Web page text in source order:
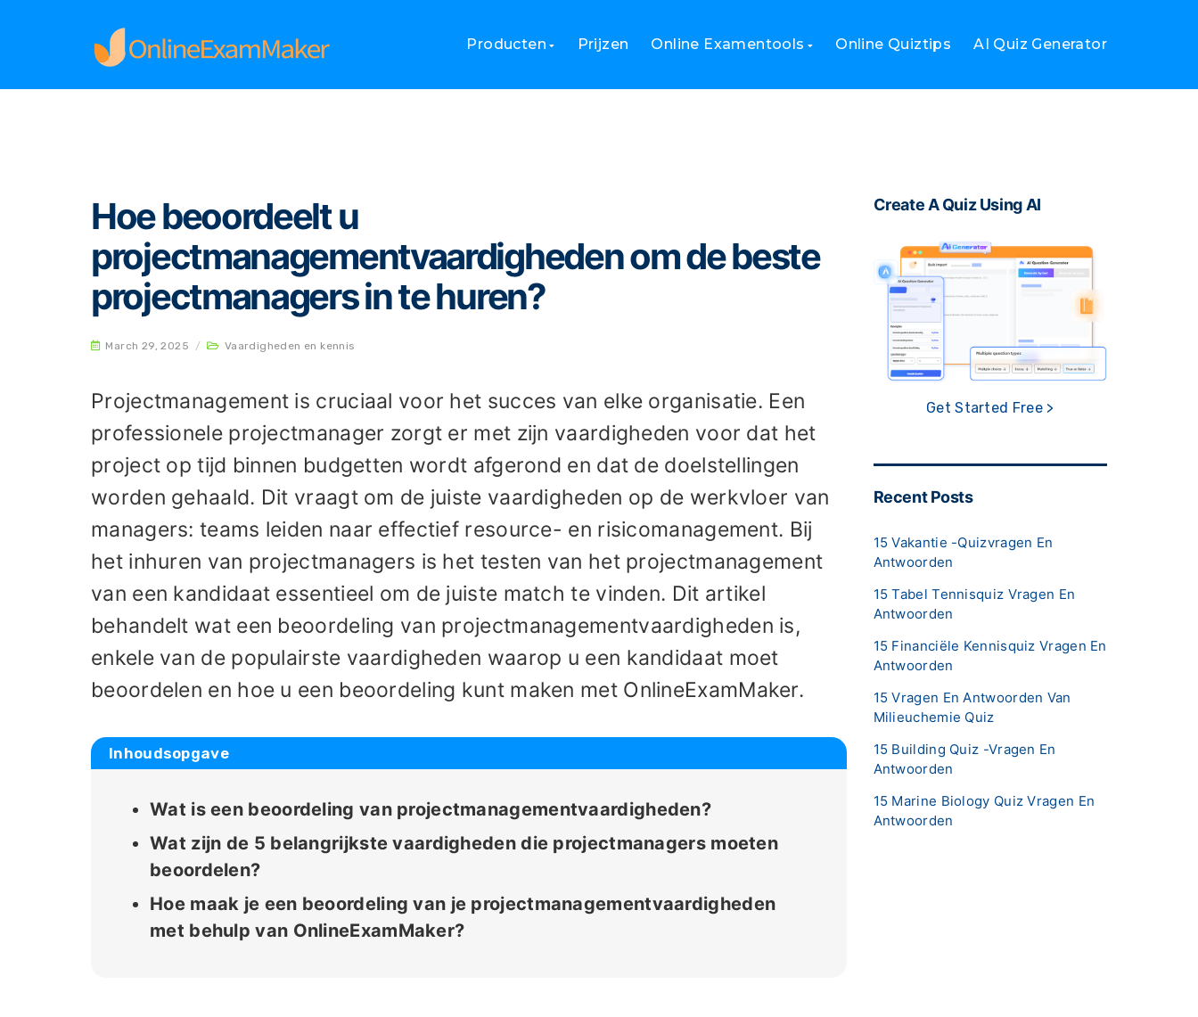
Producten Prijzen Online Examentools Online Quiztips AI Quiz Generator
Home
Hoe beoordeelt u
projectmanagementvaardigheden om de beste
projectmanagers in te huren?
March 29, 2025 / Vaardigheden en kennis
Projectmanagement is cruciaal voor het succes van elke organisatie. Een
professionele projectmanager zorgt er met zijn vaardigheden voor dat het
project op tijd binnen budgetten wordt afgerond en dat de doelstellingen
worden gehaald. Dit vraagt om de juiste vaardigheden op de werkvloer van
managers: teams leiden naar effectief resource- en risicomanagement. Bij
het inhuren van projectmanagers is het testen van het projectmanagement
van een kandidaat essentieel om de juiste match te vinden. Dit artikel
behandelt wat een beoordeling van projectmanagementvaardigheden is,
enkele van de populairste vaardigheden waarop u een kandidaat moet
beoordelen en hoe u een beoordeling kunt maken met OnlineExamMaker.
Inhoudsopgave
Wat is een beoordeling van projectmanagementvaardigheden?
Wat zijn de 5 belangrijkste vaardigheden die projectmanagers moeten
beoordelen?
Hoe maak je een beoordeling van je projectmanagementvaardigheden
met behulp van OnlineExamMaker?
Create A Quiz Using AI
Get Started Free >
Recent Posts
15 Vakantie -quizvragen En
Antwoorden
15 Tabel Tennisquiz Vragen En
Antwoorden
15 Financiële Kennisquiz Vragen En
Antwoorden
15 Vragen En Antwoorden Van
Milieuchemie Quiz
15 Building Quiz -vragen En
Antwoorden
15 Marine Biology Quiz Vragen En
Antwoorden